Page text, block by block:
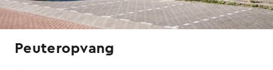
Peuteropvang